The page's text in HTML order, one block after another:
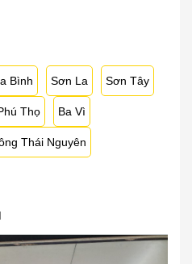
Bình Sơn La Sơn Tây
Thọ Ba Vì
Thái Nguyên